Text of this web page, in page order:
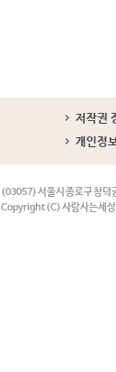
저작권
개인정
(03057) 서울시 종로구 창덕
Copyright (C) 사람사는세